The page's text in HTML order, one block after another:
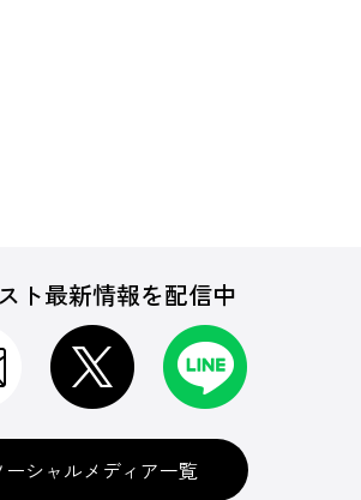
ト最新情報を配信中
ーシャルメディア一覧